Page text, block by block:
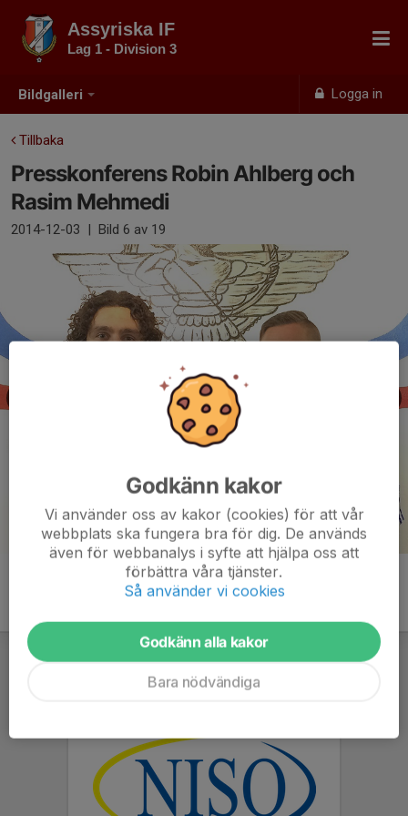
Bildgalleri Logga in
Assyriska IF
Lag 1 - Division 3
Tillbaka
Presskonferens Robin Ahlberg och
Rasim Mehmedi
2014-12-03 | Bild 6 av 19
Godkänn kakor
Vi använder oss av kakor (cookies) för att vår
webbplats ska fungera bra för dig. De används
även för webbanalys i syfte att hjälpa oss att
förbättra våra tjänster.
Så använder vi cookies
Godkänn alla kakor
Bara nödvändiga